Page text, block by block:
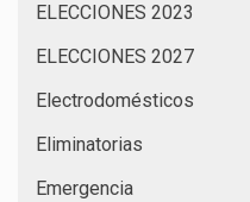
ELECCIONES 2023
ELECCIONES 2027
Electrodomésticos
Eliminatorias
Emergencia